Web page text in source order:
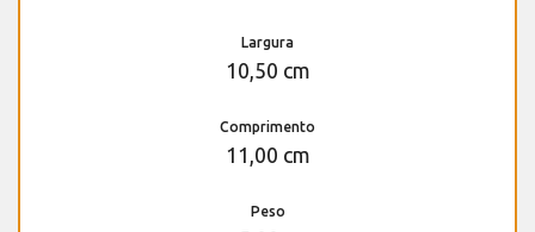
Largura
10,50 cm
Comprimento
11,00 cm
Peso